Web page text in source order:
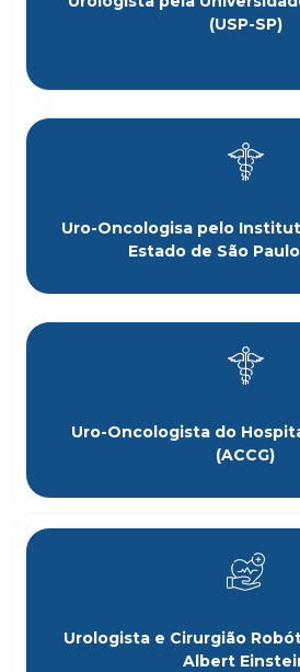
(USP-SP)
Uro-Oncologisa pelo
Estado de São Paulo
Uro-Oncologista do
(ACCG)
Urologista e Cirurgião
Albert